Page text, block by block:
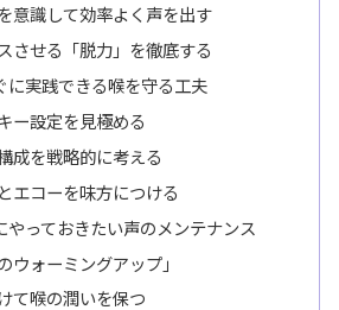
意識して効率よく声を出す
させる「脱力」を徹底する
に実践できる喉を守る工夫
ー設定を見極める
成を戦略的に考える
エコーを味方につける
やっておきたい声のメンテナンス
ウォーミングアップ」
て喉の潤いを保つ